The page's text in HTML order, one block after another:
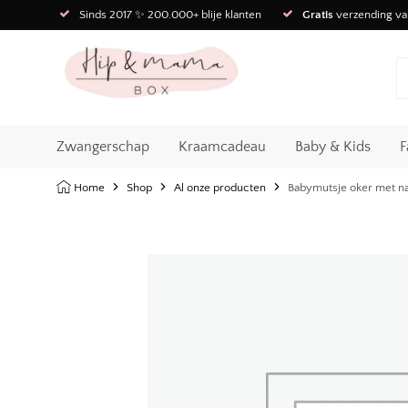
Sinds 2017 ✨ 200.000+ blije klanten Gratis verzending
Zwangerschap Kraamcadeau Baby & Kids
Home Shop Al onze producten Babymutsje oker met